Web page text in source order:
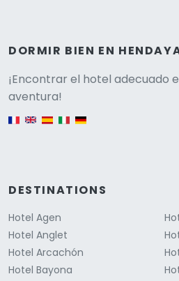
DORMIR BIEN EN
¡Encontrar el hotel adecuado
aventura!
English version
DESTINATIONS
Hotel Agen
Hotel Anglet
Hotel Arcachón
Hotel Bayona